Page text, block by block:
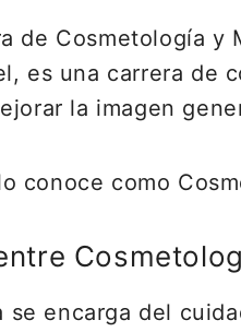
de Cosmetología y
es una carrera de
la imagen
conoce como
se encarga del